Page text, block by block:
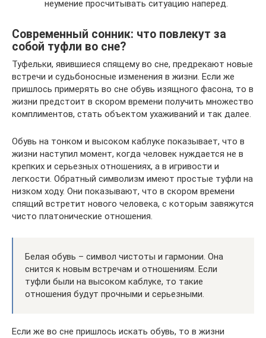
неумение просчитывать ситуацию наперед.
Современный сонник: что повлекут за
собой туфли во сне?
Туфельки, явившиеся спящему во сне, предрекают новые
встречи и судьбоносные изменения в жизни. Если же
пришлось примерять во сне обувь изящного фасона, то в
жизни предстоит в скором времени получить множество
комплиментов, стать объектом ухаживаний и так далее.
Обувь на тонком и высоком каблуке показывает, что в
жизни наступил момент, когда человек нуждается не в
крепких и серьезных отношениях, а в игривости и
легкости. Обратный символизм имеют простые туфли на
низком ходу. Они показывают, что в скором времени
спящий встретит нового человека, с которым завяжутся
чисто платонические отношения.
Белая обувь – символ чистоты и гармонии. Она
снится к новым встречам и отношениям. Если
туфли были на высоком каблуке, то такие
отношения будут прочными и серьезными.
Если же во сне пришлось искать обувь, то в жизни